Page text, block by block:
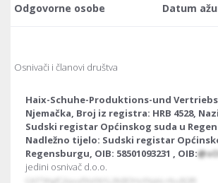
Odgovorne osobe Datum
Osnivači i članovi društva
Haix-Schuhe-Produktions-und
Njemačka, Broj iz registra: HRB 4528,
Sudski registar Općinskog suda u
Nadležno tijelo: Sudski registar
Regensburgu, OIB: 58501093231 , OIB:
jedini osnivač d.o.o.
GKFT#tgfCjXaxaflKelWALJfk@OHxXNpkŁnfvuBQfR